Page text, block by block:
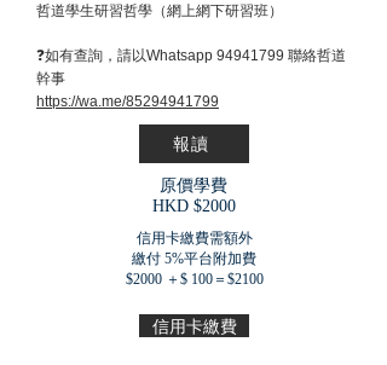
哲道學生研習哲學（網上網下研習班）
❓如有查詢，請以Whatsapp 94941799 聯絡哲道
幹事
https://wa.me/85294941799
報讀
原價學費
​HKD $2000
信用卡繳費需額外
繳付 5%平台附加費
$2000 ＋$ 100＝$2100
信用卡繳費